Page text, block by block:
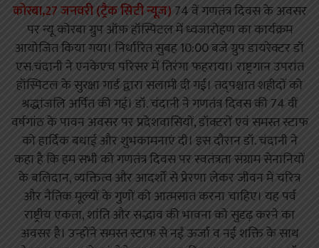
कोरबा,27 जनवरी (ट्रैक सिटी न्यूज़) 74 वें गणतंत्र दिवस के अवसर
पर न्यू कोरबा ग्रुप ऑफ़ हॉस्पिटल में ध्वजारोहण का कार्यक्रम
आयोजित किया गया। निर्धारित सुबह 10:00 बजे ग्रुप डायरेक्टर डॉ
एस.चंदानी ने एनकेएच परिसर में तिरंगा फहराया। राष्ट्रगान उपरांत
हॉस्पिटल के सुरक्षा गार्ड द्वारा सलामी दी गई। तद्पश्चात शहीदों को
श्रद्धांजलि अर्पित की गई। डॉ. चंदानी ने गणतंत्र दिवस की 74 वीं
वर्षगांठ के पावन अवसर पर प्रदेशवासियों, डॉक्टरों एवं समस्त स्टाफ
को हार्दिक बधाई और शुभकामनाएं दी। इस दौरान डॉ. चंदानी ने
कहा है कि हम सभी को गणतंत्र दिवस पर स्वतंत्रता संग्राम सेनानियों
के बलिदान, व्यक्तित्व और आदर्शों से प्रेरणा लेकर जीवन में चरित्र
और नैतिक मूल्यों के गुणों को आत्मसात करना चाहिए। यह पर्व
राष्ट्रीय एकता, शांति और सद्भाव की भावना को सुदृढ़ करने का
अवसर है। उन्होंने समस्त स्टाफ से नईं ऊर्जा व नई शक्ति के साथ